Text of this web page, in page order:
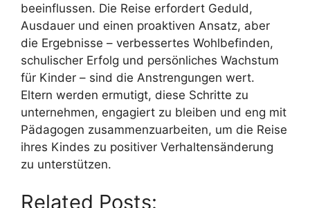
beeinflussen. Die Reise erfordert Geduld,
Ausdauer und einen proaktiven Ansatz, aber
die Ergebnisse – verbessertes Wohlbefinden,
schulischer Erfolg und persönliches Wachstum
für Kinder – sind die Anstrengungen wert.
Eltern werden ermutigt, diese Schritte zu
unternehmen, engagiert zu bleiben und eng mit
Pädagogen zusammenzuarbeiten, um die Reise
ihres Kindes zu positiver Verhaltensänderung
zu unterstützen.
Related Posts: